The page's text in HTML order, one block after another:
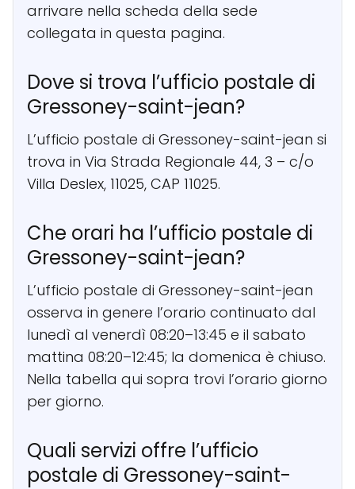
arrivare nella scheda della sede
collegata in questa pagina.
Dove si trova l’ufficio postale di
Gressoney-saint-jean?
L’ufficio postale di Gressoney-saint-jean si
trova in Via Strada Regionale 44, 3 – c/o
Villa Deslex, 11025, CAP 11025.
Che orari ha l’ufficio postale di
Gressoney-saint-jean?
L’ufficio postale di Gressoney-saint-jean
osserva in genere l’orario continuato dal
lunedì al venerdì 08:20–13:45 e il sabato
mattina 08:20–12:45; la domenica è chiuso.
Nella tabella qui sopra trovi l’orario giorno
per giorno.
Quali servizi offre l’ufficio
postale di Gressoney-saint-